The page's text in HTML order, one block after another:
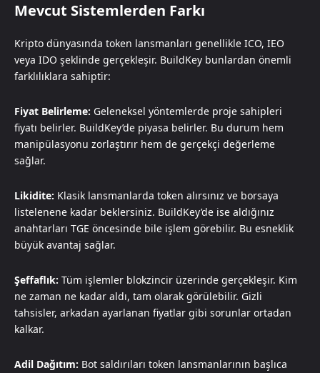
Mevcut Sistemlerden Farkı
Kripto dünyasında token lansmanları genellikle ICO, IEO
veya IDO şeklinde gerçekleşir. BuildKey bunlardan önemli
farklılıklara sahiptir:
Fiyat Belirleme: Geleneksel yöntemlerde proje sahipleri
fiyatı belirler. BuildKey’de piyasa belirler. Bu durum hem
manipülasyonu zorlaştırır hem de gerçekçi değerleme
sağlar.
Likidite: Klasik lansmanlarda token alırsınız ve borsaya
listelenene kadar beklersiniz. BuildKey’de ise aldığınız
anahtarları TGE öncesinde bile işlem görebilir. Bu esneklik
büyük avantaj sağlar.
Şeffaflık: Tüm işlemler blokzincir üzerinde gerçekleşir. Kim
ne zaman ne kadar aldı, tam olarak görülebilir. Gizli
tahsisler, arkadan ayarlanan fiyatlar gibi sorunlar ortadan
kalkar.
Adil Dağıtım: Bot saldırıları token lansmanlarının başlıca